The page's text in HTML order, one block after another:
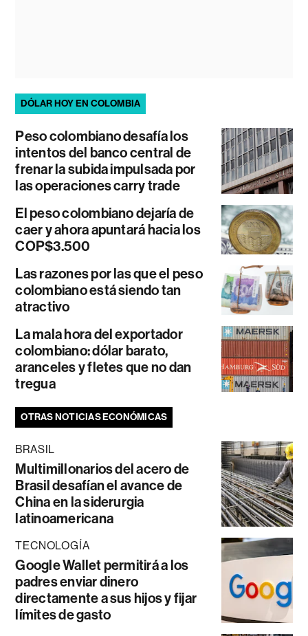
DÓLAR HOY EN COLOMBIA
Peso colombiano desafía los
intentos del banco central de
frenar la subida impulsada por
las operaciones carry trade
El peso colombiano dejaría de
caer y ahora apuntará hacia los
COP$3.500
Las razones por las que el peso
colombiano está siendo tan
atractivo
La mala hora del exportador
colombiano: dólar barato,
aranceles y fletes que no dan
tregua
OTRAS NOTICIAS ECONÓMICAS
BRASIL
Multimillonarios del acero de
Brasil desafían el avance de
China en la siderurgia
latinoamericana
TECNOLOGÍA
Google Wallet permitirá a los
padres enviar dinero
directamente a sus hijos y fijar
límites de gasto